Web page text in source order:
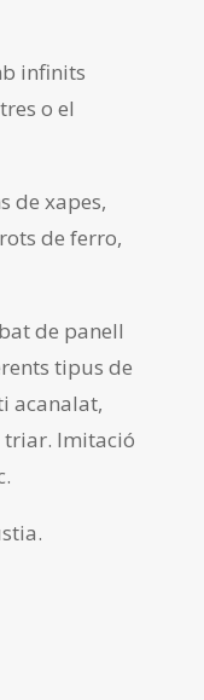
infinits
o el
de xapes,
de ferro,
de panell
tipus de
acanalat,
triar. Imitació